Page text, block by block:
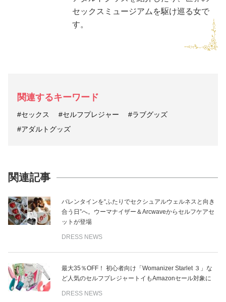
セックスミュージアムを駆け巡る女で
す。
関連するキーワード
#セックス #セルフプレジャー
#ラブグッズ
#アダルトグッズ
関連記事
バレンタインを“ふたりでセクシュアルウェルネスと向き
合う日”へ。ウーマナイザー＆Arcwaveからセルフケアセ
ットが登場
DRESS NEWS
最大35％OFF！ 初心者向け「Womanizer Starlet ３」な
ど人気のセルフプレジャートイもAmazonセール対象に
DRESS NEWS